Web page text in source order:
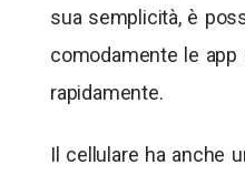
sua semplicità, è
comodamente le
rapidamente.
Il cellulare ha anche